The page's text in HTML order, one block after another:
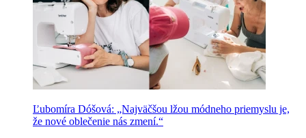
Ľubomíra Dóšová: „Najväčšou lžou módneho priemyslu je,
že nové oblečenie nás zmení.“